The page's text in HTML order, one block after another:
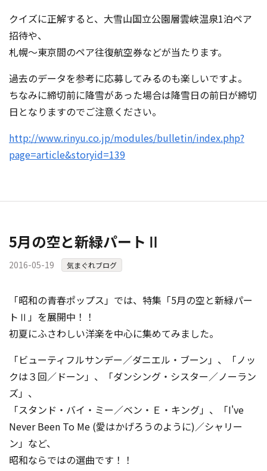
無料掲載お申し込み
ログイン
クイズに正解すると、大雪山国立公園層雲峡温泉1泊ペア
招待や、
札幌～東京間のペア往復航空券などが当たります。
過去のデータを参考に応募してみるのも楽しいですよ。
ちなみに締切前に降雪があった場合は降雪日の前日が締切
日となりますのでご注意ください。
http://www.rinyu.co.jp/modules/bulletin/index.php?
page=article&storyid=139
5月の空と新緑パートⅡ
2016-05-19 気まぐれブログ
「昭和の青春ポップス」では、特集「5月の空と新緑パー
トⅡ」を展開中！！
初夏にふさわしい洋楽を中心に集めてみました。
「ビューティフルサンデー／ダニエル・ブーン」、「ノッ
クは３回／ドーン」、「ダンシング・シスター／ノーラン
ズ」、
「スタンド・バイ・ミー／ベン・Ｅ・キング」、「I've
Never Been To Me (愛はかげろうのように)／シャリー
ン」など、
昭和ならではの選曲です！！